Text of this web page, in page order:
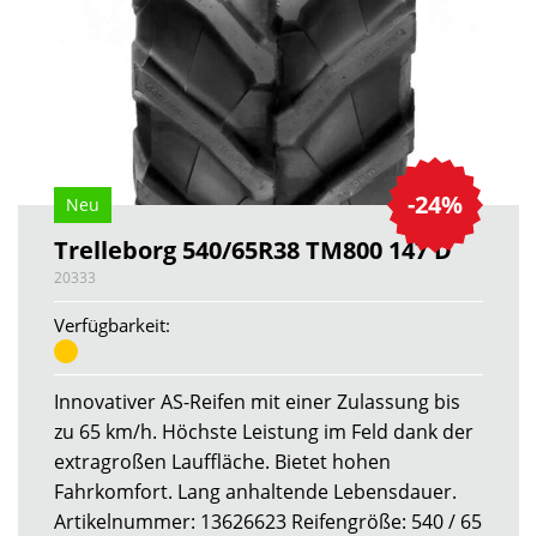
-24%
Neu
Trelleborg 540/65R38 TM800 147 D
20333
Verfügbarkeit:
Innovativer AS-Reifen mit einer Zulassung bis
zu 65 km/h. Höchste Leistung im Feld dank der
extragroßen Lauffläche. Bietet hohen
Fahrkomfort. Lang anhaltende Lebensdauer.
Artikelnummer: 13626623 Reifengröße: 540 / 65